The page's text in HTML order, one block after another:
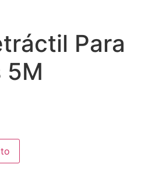
Para
5M